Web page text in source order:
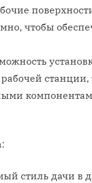
чтобы
станции,
стиль дачи в